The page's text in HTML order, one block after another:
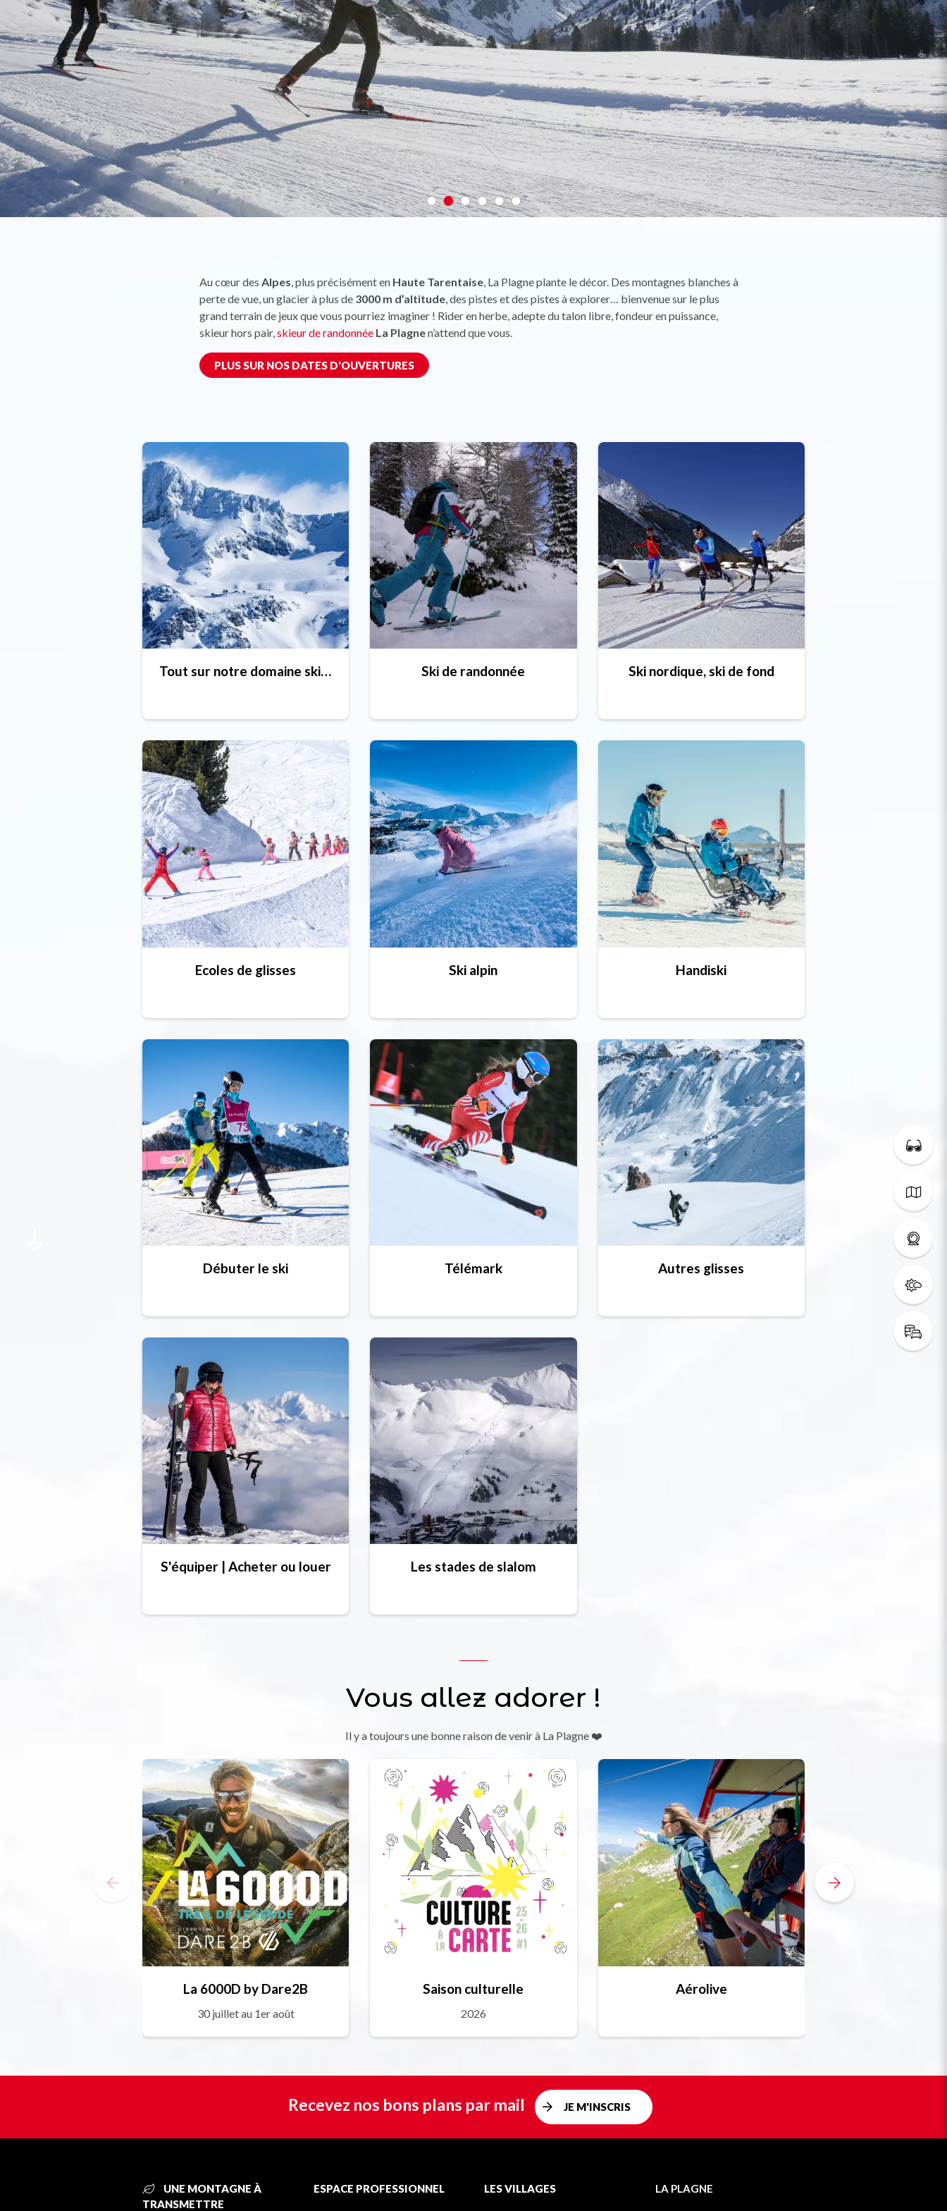
Au cœur des Alpes, plus précisément en Haute Tarentaise, La Plagne plante le décor. Des montagnes blanches à
perte de vue, un glacier à plus de 3000 m d’altitude, des pistes et des pistes à explorer… bienvenue sur le plus
grand terrain de jeux que vous pourriez imaginer ! Rider en herbe, adepte du talon libre, fondeur en puissance,
skieur hors pair,skieur de randonnée La Plagnen’attend que vous.
PLUS SUR NOS DATES D'OUVERTURES
Tout sur notre domaine skiable Ski de randonnée Ski nordique, ski de fond
Ecoles de glisses Ski alpin Handiski
Débuter le ski Télémark Autres glisses
S'équiper | Acheter ou louer Les stades de slalom
Vous allez adorer !
Il y a toujours une bonne raison de venir à La Plagne ❤️
La 6000D by Dare2B
30 juillet au 1er août
Saison culturelle
2026
Aérolive
Recevez nos bons plans par mail JE M'INSCRIS
UNE MONTAGNE À
TRANSMETTRE
ESPACE PROFESSIONNEL LES VILLAGES LA PLAGNE